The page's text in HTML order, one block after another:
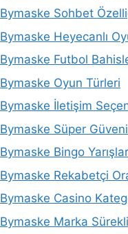
Bymaske Sohbet
Bymaske Heyecanlı
Bymaske Futbol
Bymaske Oyun Türleri
Bymaske İletişim
Bymaske Süper
Bymaske Bingo
Bymaske Rekabetçi
Bymaske Casino
Bymaske Marka